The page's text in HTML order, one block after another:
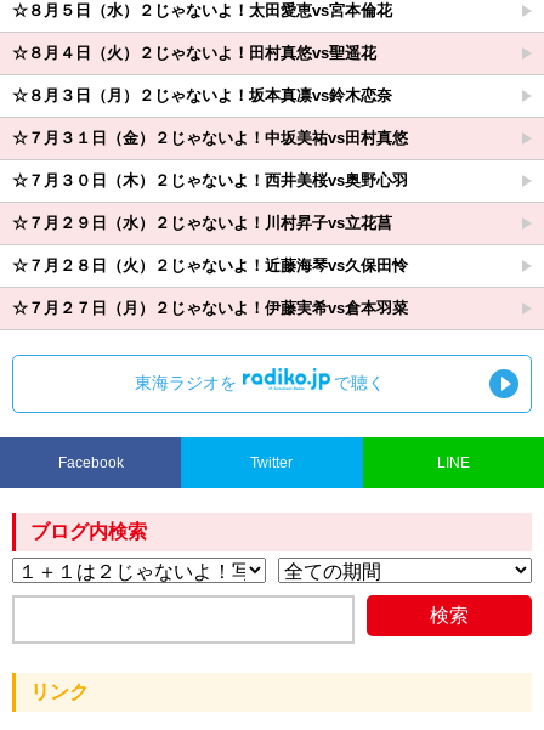
☆８月５日（水）２じゃないよ！太田愛恵vs宮本倫花
☆８月４日（火）２じゃないよ！田村真悠vs聖遥花
☆８月３日（月）２じゃないよ！坂本真凛vs鈴木恋奈
☆７月３１日（金）２じゃないよ！中坂美祐vs田村真悠
☆７月３０日（木）２じゃないよ！西井美桜vs奥野心羽
☆７月２９日（水）２じゃないよ！川村昇子vs立花菖
☆７月２８日（火）２じゃないよ！近藤海琴vs久保田怜
☆７月２７日（月）２じゃないよ！伊藤実希vs倉本羽菜
東海ラジオを で聴く
Facebook Twitter LINE
ブログ内検索
リンク